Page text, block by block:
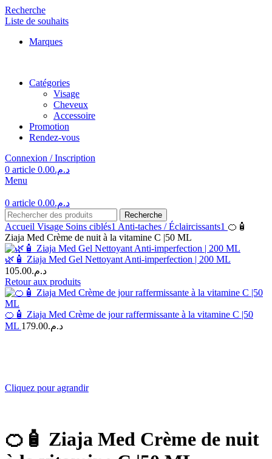
Recherche
Liste de souhaits
Marques
Catégories
Visage
Cheveux
Accessoire
Promotion
Rendez-vous
Connexion / Inscription
0 article د.م.0.00
Menu
0 article د.م.0.00
Recherche
Accueil Visage Soins ciblés1 Anti-taches / Éclaircissants1 🍊🧴
Ziaja Med Crème de nuit à la vitamine C |50 ML
🌿🧴 Ziaja Med Gel Nettoyant Anti-imperfection | 200 ML
د.م.105.00
Retour aux produits
🍊🧴 Ziaja Med Crème de jour raffermissante à la vitamine C |50
ML
د.م.179.00
Cliquez pour agrandir
🍊🧴 Ziaja Med Crème de nuit